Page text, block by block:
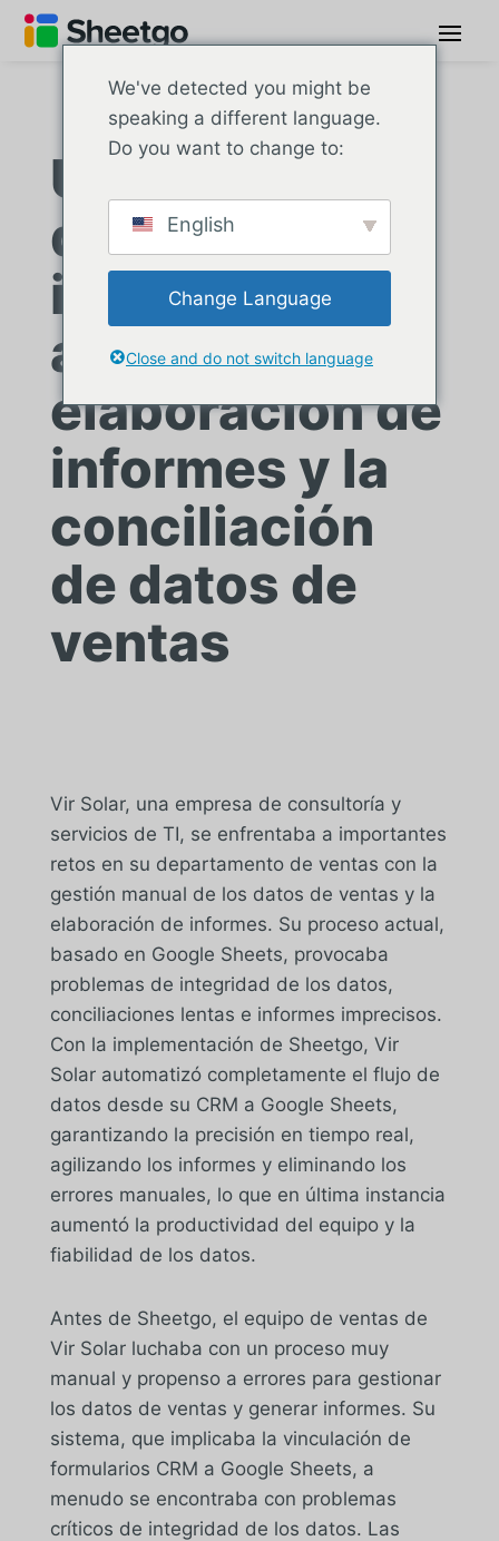
Una empresa
de servicios
informáticos
automatiza la
elaboración de
informes y la
conciliación
de datos de
ventas
Vir Solar, una empresa de consultoría y
servicios de TI, se enfrentaba a importantes
retos en su departamento de ventas con la
gestión manual de los datos de ventas y la
elaboración de informes. Su proceso actual,
basado en Google Sheets, provocaba
problemas de integridad de los datos,
conciliaciones lentas e informes imprecisos.
Con la implementación de Sheetgo, Vir
Solar automatizó completamente el flujo de
datos desde su CRM a Google Sheets,
garantizando la precisión en tiempo real,
agilizando los informes y eliminando los
errores manuales, lo que en última instancia
aumentó la productividad del equipo y la
fiabilidad de los datos.
Antes de Sheetgo, el equipo de ventas de
Vir Solar luchaba con un proceso muy
manual y propenso a errores para gestionar
los datos de ventas y generar informes. Su
sistema, que implicaba la vinculación de
formularios CRM a Google Sheets, a
menudo se encontraba con problemas
críticos de integridad de los datos. Las
We've detected you might be
speaking a different language.
Do you want to change to:
English
Change Language
Close and do not switch language